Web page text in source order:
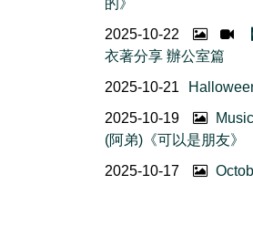
的》
2025-10-22
衣著分享 辦公室篇
2025-10-21
2025-10-19
(阿弟)《可以是朋友》
2025-10-17